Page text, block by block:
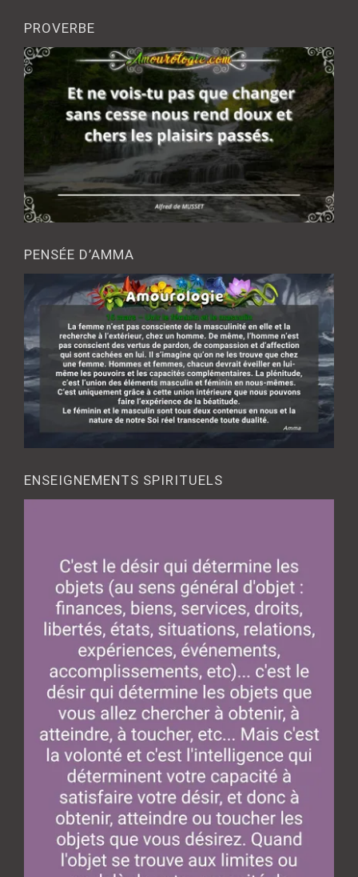
PROVERBE
PENSÉE D’AMMA
ENSEIGNEMENTS SPIRITUELS